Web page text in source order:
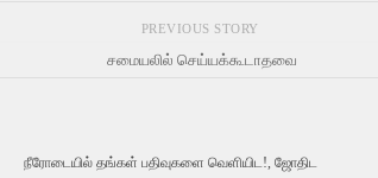
PREVIOUS STORY
சமையலில் செய்யக்கூடாதவை
நீரோடையில் தங்கள் பதிவுகளை வெளியிட!, ஜோதிட